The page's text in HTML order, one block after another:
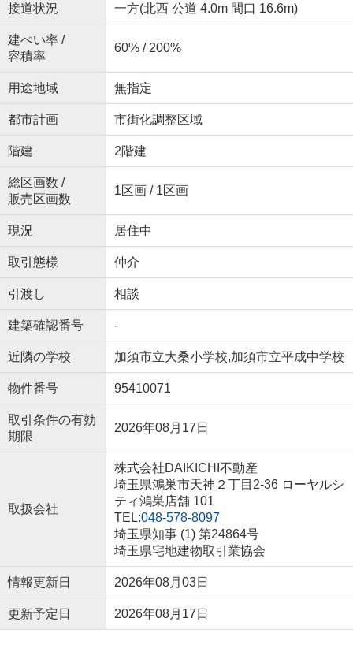
接道状況 一方(北西 公道 4.0m 間口 16.6m)
建ぺい率 /
容積率
60% / 200%
用途地域 無指定
都市計画 市街化調整区域
階建 2階建
総区画数 /
販売区画数
1区画 / 1区画
現況 居住中
取引態様 仲介
引渡し 相談
建築確認番号 -
近隣の学校 加須市立大桑小学校,加須市立平成中学校
物件番号 95410071
取引条件の有効
期限
2026年08月17日
取扱会社
株式会社DAIKICHI不動産
埼玉県鴻巣市天神２丁目2-36 ローヤルシ
ティ鴻巣店舗 101
TEL:048-578-8097
埼玉県知事 (1) 第24864号
埼玉県宅地建物取引業協会
情報更新日 2026年08月03日
更新予定日 2026年08月17日